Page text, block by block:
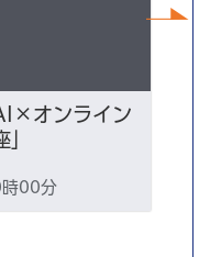
オンライン
00分